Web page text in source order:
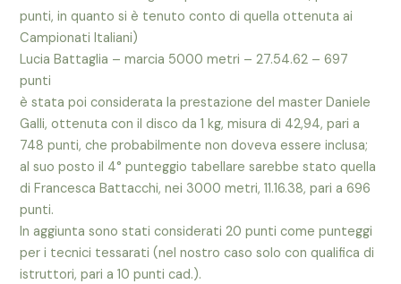
punti, in quanto si è tenuto conto di quella ottenuta ai
Campionati Italiani)
Lucia Battaglia – marcia 5000 metri – 27.54.62 – 697
punti
è stata poi considerata la prestazione del master Daniele
Galli, ottenuta con il disco da 1 kg, misura di 42,94, pari a
748 punti, che probabilmente non doveva essere inclusa;
al suo posto il 4° punteggio tabellare sarebbe stato quella
di Francesca Battacchi, nei 3000 metri, 11.16.38, pari a 696
punti.
In aggiunta sono stati considerati 20 punti come punteggi
per i tecnici tessarati (nel nostro caso solo con qualifica di
istruttori, pari a 10 punti cad.).